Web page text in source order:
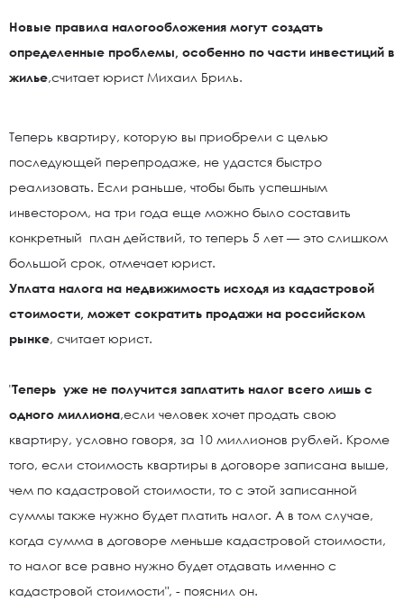
Новые правила налогообложения могут создать
определенные проблемы, особенно по части инвестиций в
жилье,считает юрист Михаил Бриль.
Теперь квартиру, которую вы приобрели с целью
последующей перепродаже, не удастся быстро
реализовать. Если раньше, чтобы быть успешным
инвестором, на три года еще можно было составить
конкретный план действий, то теперь 5 лет — это слишком
большой срок, отмечает юрист.
Уплата налога на недвижимость исходя из кадастровой
стоимости, может сократить продажи на российском
рынке, считает юрист.
"Теперь уже не получится заплатить налог всего лишь с
одного миллиона,если человек хочет продать свою
квартиру, условно говоря, за 10 миллионов рублей. Кроме
того, если стоимость квартиры в договоре записана выше,
чем по кадастровой стоимости, то с этой записанной
суммы также нужно будет платить налог. А в том случае,
когда сумма в договоре меньше кадастровой стоимости,
то налог все равно нужно будет отдавать именно с
кадастровой стоимости", - пояснил он.